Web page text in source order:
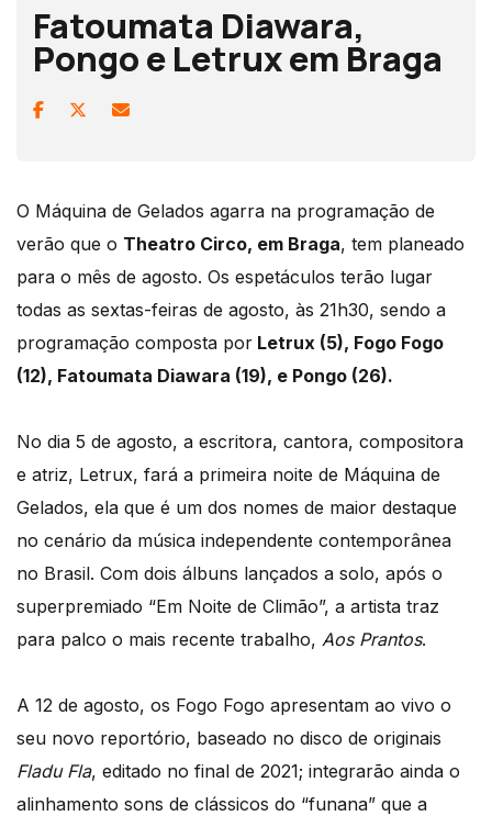
Fatoumata Diawara,
Pongo e Letrux em Braga
O Máquina de Gelados agarra na programação de
verão que o Theatro Circo, em Braga, tem planeado
para o mês de agosto. Os espetáculos terão lugar
todas as sextas-feiras de agosto, às 21h30, sendo a
programação composta por Letrux (5), Fogo Fogo
(12), Fatoumata Diawara (19), e Pongo (26).
No dia 5 de agosto, a escritora, cantora, compositora
e atriz, Letrux, fará a primeira noite de Máquina de
Gelados, ela que é um dos nomes de maior destaque
no cenário da música independente contemporânea
no Brasil. Com dois álbuns lançados a solo, após o
superpremiado “Em Noite de Climão”, a artista traz
para palco o mais recente trabalho, Aos Prantos.
A 12 de agosto, os Fogo Fogo apresentam ao vivo o
seu novo reportório, baseado no disco de originais
Fladu Fla, editado no final de 2021; integrarão ainda o
alinhamento sons de clássicos do “funana” que a